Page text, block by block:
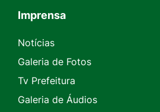
Seção do Rodapé e Contato
Imprensa
Notícias
Galeria de Fotos
Tv Prefeitura
Galeria de Áudios